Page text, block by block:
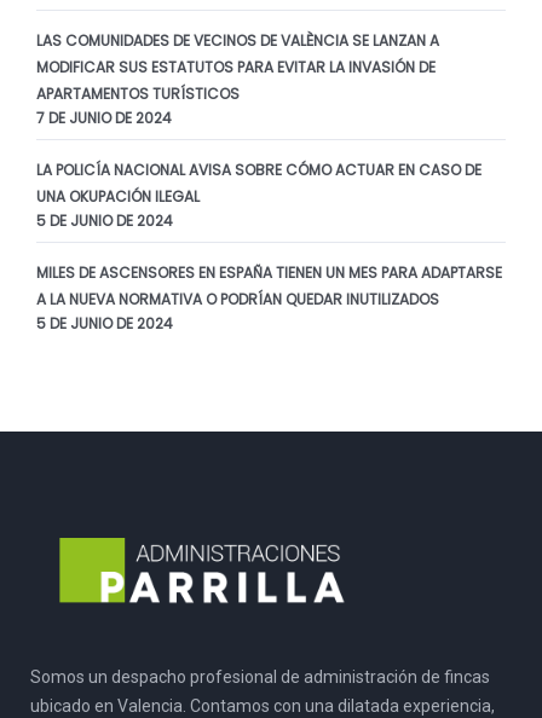
LAS COMUNIDADES DE VECINOS DE VALÈNCIA SE LANZAN A
MODIFICAR SUS ESTATUTOS PARA EVITAR LA INVASIÓN DE
APARTAMENTOS TURÍSTICOS
7 DE JUNIO DE 2024
LA POLICÍA NACIONAL AVISA SOBRE CÓMO ACTUAR EN CASO DE
UNA OKUPACIÓN ILEGAL
5 DE JUNIO DE 2024
MILES DE ASCENSORES EN ESPAÑA TIENEN UN MES PARA ADAPTARSE
A LA NUEVA NORMATIVA O PODRÍAN QUEDAR INUTILIZADOS
5 DE JUNIO DE 2024
Somos un despacho profesional de administración de fincas
ubicado en Valencia. Contamos con una dilatada experiencia,